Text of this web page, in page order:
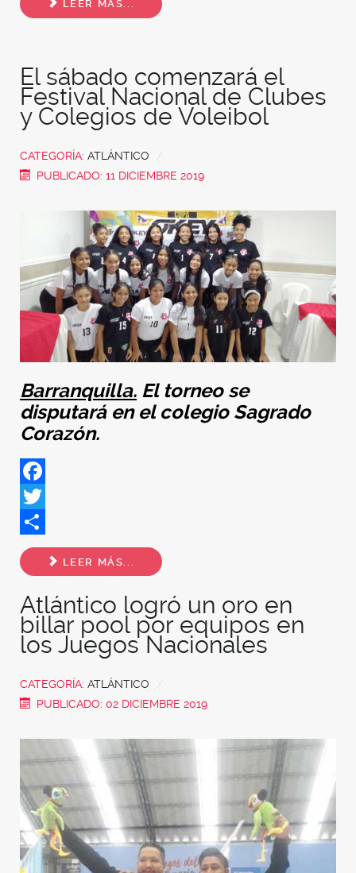
LEER MÁS...
El sábado comenzará el
Festival Nacional de Clubes
y Colegios de Voleibol
CATEGORÍA: ATLÁNTICO
PUBLICADO: 11 DICIEMBRE 2019
Barranquilla. El torneo se
disputará en el colegio Sagrado
Corazón.
Facebook
Twitter
Share
LEER MÁS...
Atlántico logró un oro en
billar pool por equipos en
los Juegos Nacionales
CATEGORÍA: ATLÁNTICO
PUBLICADO: 02 DICIEMBRE 2019